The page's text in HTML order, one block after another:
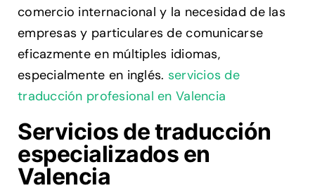
comercio internacional y la necesidad de las
empresas y particulares de comunicarse
eficazmente en múltiples idiomas,
especialmente en inglés. servicios de
traducción profesional en Valencia
Servicios de traducción
especializados en
Valencia